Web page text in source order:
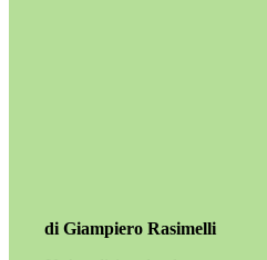
di Giampiero Rasimelli